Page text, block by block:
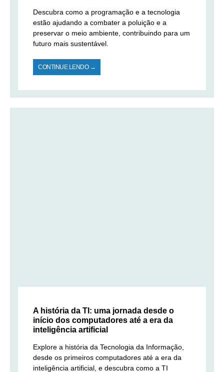
Descubra como a programação e a tecnologia
estão ajudando a combater a poluição e a
preservar o meio ambiente, contribuindo para um
futuro mais sustentável.
CONTINUE LENDO →
A história da TI: uma jornada desde o
início dos computadores até a era da
inteligência artificial
Explore a história da Tecnologia da Informação,
desde os primeiros computadores até a era da
inteligência artificial, e descubra como a TI